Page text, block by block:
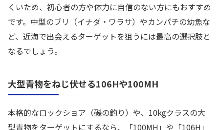
くいため、初心者の方や体力に自信のない方にもおすすめ
です。中型のブリ（イナダ・ワラサ）やカンパチの幼魚な
ど、近海で出会えるターゲットを狙うには最高の選択肢と
なるでしょう。
大型青物をねじ伏せる106Hや100MH
本格的なロックショア（磯の釣り）や、10kgクラスの大
型青物をターゲットにするなら、「100MH」や「106H」